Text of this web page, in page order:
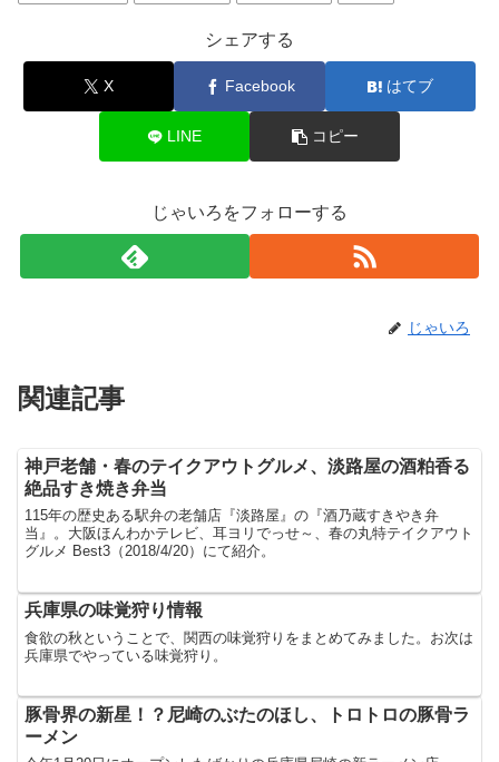
シェアする
X Facebook はてブ
LINE コピー
じゃいろをフォローする
じゃいろ
関連記事
神戸老舗・春のテイクアウトグルメ、淡路屋の酒粕香る
絶品すき焼き弁当
115年の歴史ある駅弁の老舗店『淡路屋』の『酒乃蔵すきやき弁
当』。大阪ほんわかテレビ、耳ヨリでっせ～、春の丸特テイクアウト
グルメ Best3（2018/4/20）にて紹介。
兵庫県の味覚狩り情報
食欲の秋ということで、関西の味覚狩りをまとめてみました。お次は
兵庫県でやっている味覚狩り。
豚骨界の新星！？尼崎のぶたのほし、トロトロの豚骨ラ
ーメン